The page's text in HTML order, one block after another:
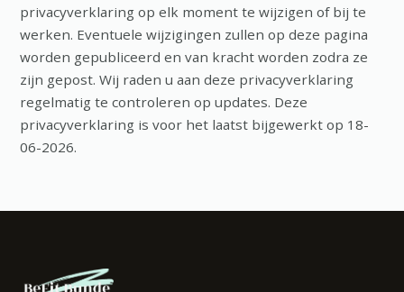
privacyverklaring op elk moment te wijzigen of bij te
werken. Eventuele wijzigingen zullen op deze pagina
worden gepubliceerd en van kracht worden zodra ze
zijn gepost. Wij raden u aan deze privacyverklaring
regelmatig te controleren op updates. Deze
privacyverklaring is voor het laatst bijgewerkt op 18-
06-2026.